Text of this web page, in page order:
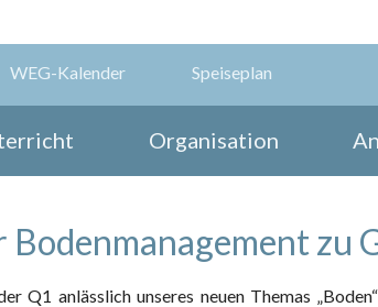
WEG-Kalender Speiseplan
Organisation
zu
Q1 anlässlich unseres neuen Themas